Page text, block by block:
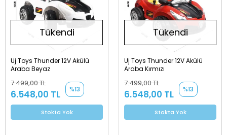
Tükendi
Uj Toys Thunder 12V Akülü
Araba Beyaz
7.499,00 TL
6.548,00 TL %13
Stokta Yok
Tükendi
Uj Toys Thunder 12V Akülü
Araba Kırmızı
7.499,00 TL
6.548,00 TL %13
Stokta Yok